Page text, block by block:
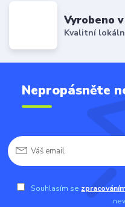
Vyrobeno v
Kvalitní
Nepropásněte
Souhlasím se